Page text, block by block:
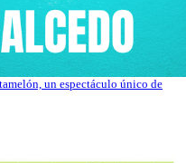
un espectáculo único de